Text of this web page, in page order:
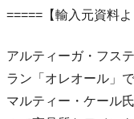
=====【輸入元資料よ
アルティーガ・フス
ラン「オレオール」
マルティー・ケール